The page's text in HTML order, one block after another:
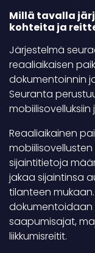
Millä tavalla
kohteita ja
Järjestelmä
reaaliaikaisen
dokumentoinnin
Seuranta
Reaaliaikainen
sijaintitietoja
jakaa sijaintinsa
tilanteen
dokumentoidaan
saapumisajat,
liikkumisreitit.